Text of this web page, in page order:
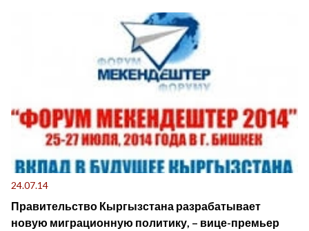
24.07.14
Правительство Кыргызстана разрабатывает
новую миграционную политику, – вице-премьер